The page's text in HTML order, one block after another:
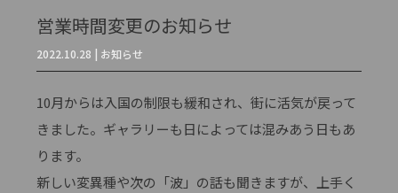
営業時間変更のお知らせ
2022.10.28 | お知らせ
10月からは入国の制限も緩和され、街に活気が戻って
きました。ギャラリーも日によっては混みあう日もあ
ります。
新しい変異種や次の「波」の話も聞きますが、上手く